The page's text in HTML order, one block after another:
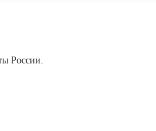
России.